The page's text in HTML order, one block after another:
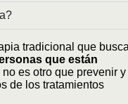
tradicional que
que están
es otro que prevenir y
de los tratamientos